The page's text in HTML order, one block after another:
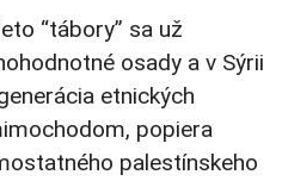
“tábory” sa už
osady a v Sýrii
etnických
popiera
palestínskeho